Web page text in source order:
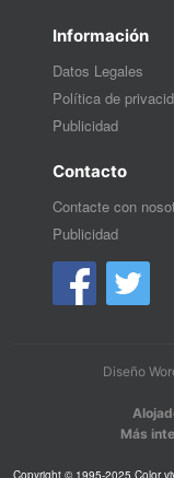
Información
Datos Legales
Política de
Publicidad
Contacto
Contacte con
Publicidad
Diseño
Más
Copyright © 1995-2025 Color